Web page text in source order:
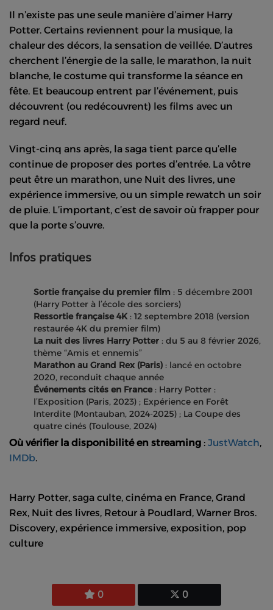
0 0
Il n’existe pas une seule manière d’aimer Harry
Potter. Certains reviennent pour la musique, la
chaleur des décors, la sensation de veillée. D’autres
cherchent l’énergie de la salle, le marathon, la nuit
blanche, le costume qui transforme la séance en
fête. Et beaucoup entrent par l’événement, puis
découvrent (ou redécouvrent) les films avec un
regard neuf.
Vingt-cinq ans après, la saga tient parce qu’elle
continue de proposer des portes d’entrée. La vôtre
peut être un marathon, une Nuit des livres, une
expérience immersive, ou un simple rewatch un soir
de pluie. L’important, c’est de savoir où frapper pour
que la porte s’ouvre.
Infos pratiques
Sortie française du premier film : 5 décembre 2001
(Harry Potter à l’école des sorciers)
Ressortie française 4K: 12 septembre 2018 (version
restaurée 4K du premier film)
La nuit des livres Harry Potter : du 5 au 8 février 2026,
thème “Amis et ennemis”
Marathon au Grand Rex (Paris) : lancé en octobre
2020, reconduit chaque année
Événements cités en France: Harry Potter :
l’Exposition (Paris, 2023) ; Expérience en Forêt
Interdite (Montauban, 2024-2025) ; La Coupe des
quatre cinés (Toulouse, 2024)
Où vérifier la disponibilité en streaming : JustWatch,
IMDb.
Harry Potter, saga culte, cinéma en France, Grand
Rex, Nuit des livres, Retour à Poudlard, Warner Bros.
Discovery, expérience immersive, exposition, pop
culture